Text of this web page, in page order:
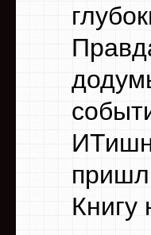
Книгу